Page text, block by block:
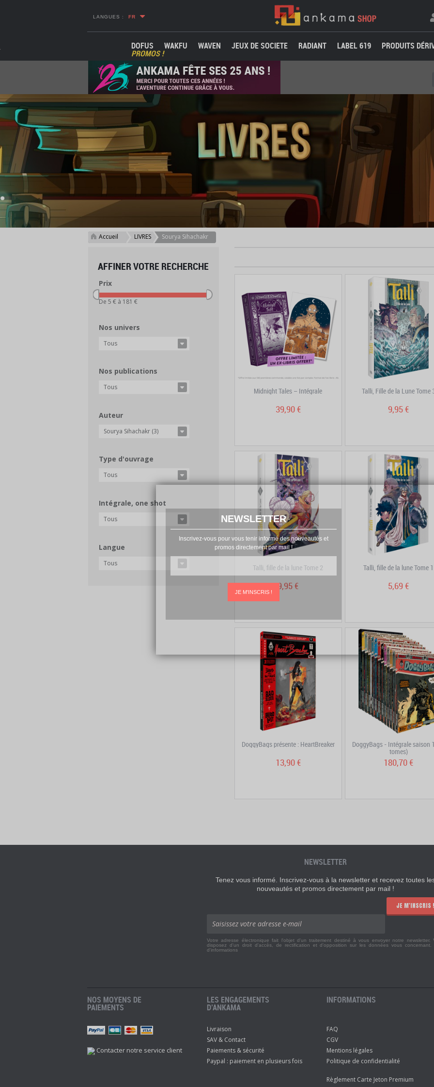
NEWSLETTER
Inscrivez-vous pour vous tenir informé des nouveautés et
promos directement par mail !
JE M'INSCRIS !
LANGUES : FR
DOFUS WAKFU WAVEN JEUX DE SOCIETE RADIANT LABEL 619 PRODUITS
PROMOS !
Accueil LIVRES
> Sourya Sihachakr
AFFINER VOTRE RECHERCHE
Prix
De 5 € à 181 €
Nos univers
Tous
Nos publications
Tous
Auteur
Sourya Sihachakr (3)
Type d'ouvrage
Tous
Intégrale, one shot
Tous
Langue
Tous
Midnight Tales – Intégrale
39,90 €
Talli, Fille de la Lune Tome
9,95 €
Talli, fille de la lune Tome 2
9,95 €
Talli, fille de la lune Tome 1
5,69 €
DoggyBags présente : HeartBreaker
13,90 €
DoggyBags - Intégrale saison
tomes)
180,70 €
NEWSLETTER
Tenez vous informé. Inscrivez-vous à la newsletter et recevez toutes
nouveautés et promos directement par mail !
JE M'INSCRIS !
Votre adresse électronique fait l'objet d'un traitement destiné à vous envoyer notre newsletter.
disposez d'un droit d'accès, de rectification et d'opposition sur les données vous concernant.
d'informations
NOS MOYENS DE
PAIEMENTS
Contacter notre service client
LES ENGAGEMENTS
D’ANKAMA
Livraison
SAV & Contact
Paiements & sécurité
Paypal : paiement en plusieurs fois
INFORMATIONS
FAQ
CGV
Mentions légales
Politique de confidentialité
Règlement Carte Jeton Premium